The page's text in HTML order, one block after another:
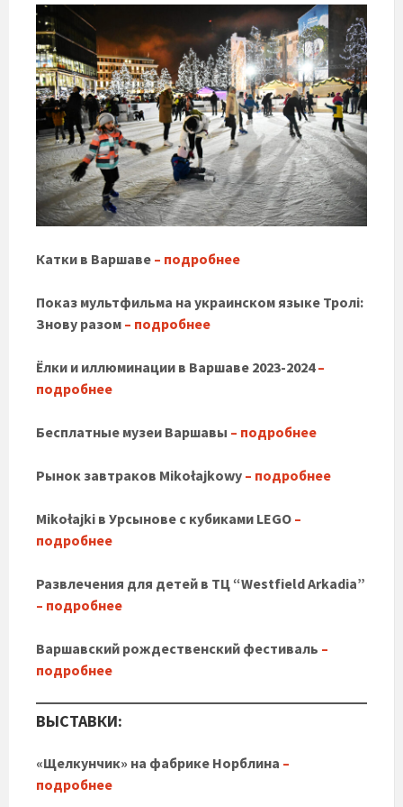
Катки в Варшаве – подробнее
Показ мультфильма на украинском языке Тролі:
Знову разом – подробнее
Ёлки и иллюминации в Варшаве 2023-2024–
подробнее
Бесплатные музеи Варшавы – подробнее
Рынок завтраков Mikołajkowy – подробнее
Mikołajki в Урсынове с кубиками LEGO –
подробнее
Развлечения для детей в TЦ “Westfield Arkadia”
– подробнее
Варшавский рождественский фестиваль –
подробнее
ВЫСТАВКИ:
«Щелкунчик» на фабрике Норблина –
подробнее